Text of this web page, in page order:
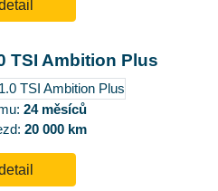
TSI Ambition Plus
24 měsíců
20 000 km